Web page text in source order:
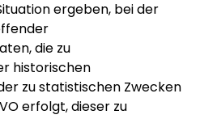
ergeben, bei der
die zu
historischen
zu statistischen Zwecken
erfolgt, dieser zu